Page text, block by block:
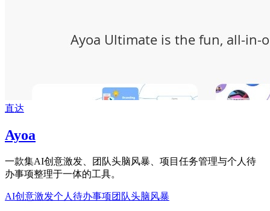
直达
Ayoa
一款集AI创意激发、团队头脑风暴、项目任务管理与个人待
办事项整理于一体的工具。
AI创意激发个人待办事项团队头脑风暴